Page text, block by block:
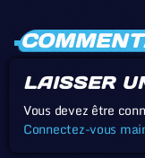
LAISSER
Vous devez être
Connectez-vous